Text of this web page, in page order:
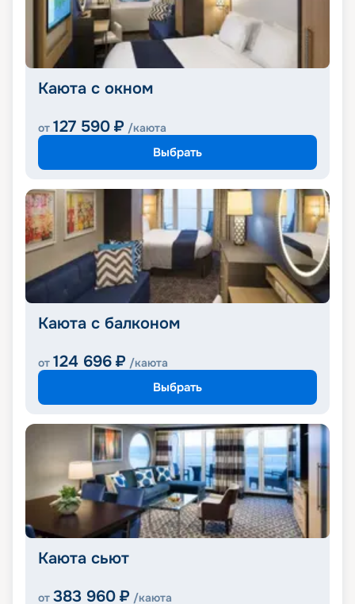
Каюта с окном
от 127 590 ₽ /каюта
Выбрать
Каюта с балконом
от 124 696 ₽ /каюта
Выбрать
Каюта сьют
от 383 960 ₽ /каюта